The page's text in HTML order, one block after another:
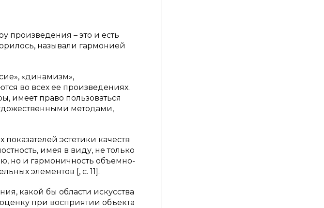
произведения – это и есть
называли гармонией
«динамизм»,
во всех ее произведениях.
имеет право пользоваться
методами,
эстетики качеств
имея в виду, не только
но и гармоничность объемно-
элементов [, c. 11].
какой бы области искусства
при восприятии объекта